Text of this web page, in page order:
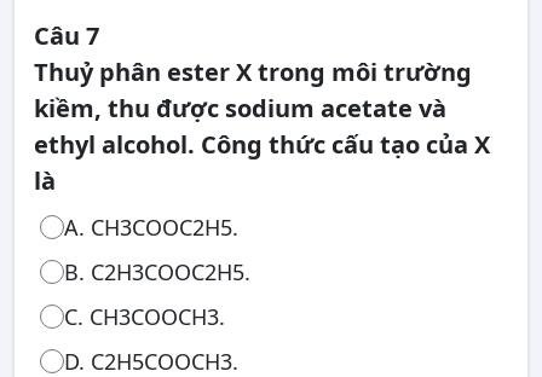
Câu 7
Thuỷ phân ester X trong môi trường
kiềm, thu được sodium acetate và
ethyl alcohol. Công thức cấu tạo của X
là
A. CH3COOC2H5.
B. C2H3COOC2H5.
C. CH3COOCH3.
D. C2H5COOCH3.